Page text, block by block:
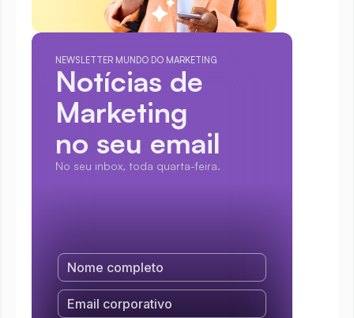
NEWSLETTER MUNDO DO MARKETING
Notícias de
Marketing
no seu email
No seu inbox, toda quarta-feira.